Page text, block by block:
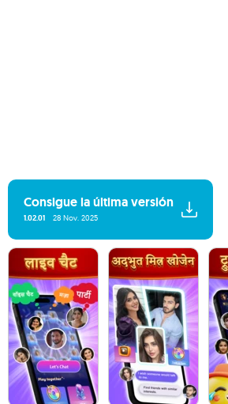
Consigue la última versión
1.02.01 28 Nov. 2025